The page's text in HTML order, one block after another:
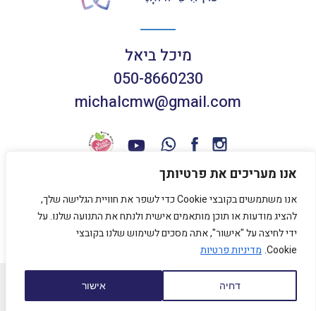
אנו מעריכים את פרטיותך
אנו משתמשים בקובצי Cookie כדי לשפר את חוויית הגלישה שלך,
להציג מודעות או תוכן מותאמים אישית ולנתח את התנועה שלנו. על
ידי לחיצה על "אישור", אתה מסכים לשימוש שלנו בקובצי
Cookie. מדיניות פרטיות
דחיה אישור
מיכל ביאל
050-8660230
michalcmw@gmail.com
תנאי שימוש באתר
מדיניות פרטיות
כל הזכויות שמורות למיכל ביאל 2020
עיצוב אתרHolleStudio נבנה על ידי SENTRYSITE